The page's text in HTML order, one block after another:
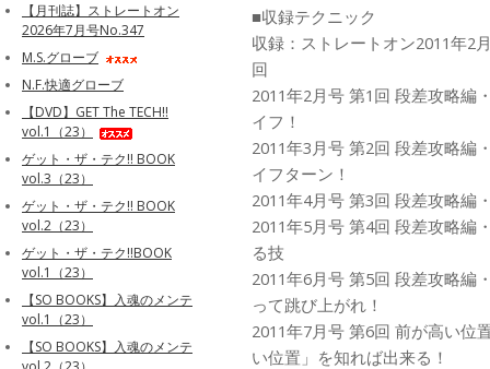
■収録テクニック
収録：ストレートオン2011年2
回
2011年2月号 第1回 段差攻略編
イフ！
2011年3月号 第2回 段差攻略編
イフターン！
2011年4月号 第3回 段差攻略編
2011年5月号 第4回 段差攻略編
る技
2011年6月号 第5回 段差攻略編
って跳び上がれ！
2011年7月号 第6回 前が高い位
い位置」を知れば出来る！
【月刊誌】ストレートオン
2026年7月号No.347
M.S.グローブ
N.F.快適グローブ
【DVD】GET The TECH!!
vol.1（23）
ゲット・ザ・テク!! BOOK
vol.3（23）
ゲット・ザ・テク!! BOOK
vol.2（23）
ゲット・ザ・テク!!BOOK
vol.1（23）
【SO BOOKS】入魂のメンテ
vol.1（23）
【SO BOOKS】入魂のメンテ